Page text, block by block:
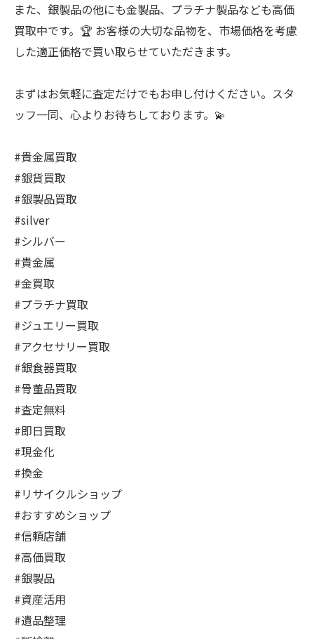
また、銀製品の他にも金製品、プラチナ製品なども高価
買取中です。🏆 お客様の大切な品物を、市場価格を考慮
した適正価格で買い取らせていただきます。
まずはお気軽に査定だけでもお申し付けください。スタ
ッフ一同、心よりお待ちしております。💫
#貴金属買取
#銀貨買取
#銀製品買取
#silver
#シルバー
#貴金属
#金買取
#プラチナ買取
#ジュエリー買取
#アクセサリー買取
#銀食器買取
#骨董品買取
#査定無料
#即日買取
#現金化
#換金
#リサイクルショップ
#おすすめショップ
#信頼店舗
#高価買取
#銀製品
#資産活用
#遺品整理